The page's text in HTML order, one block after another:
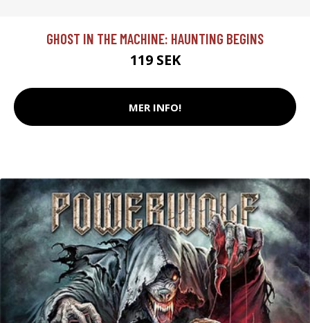
GHOST IN THE MACHINE: HAUNTING BEGINS
119 SEK
MER INFO!